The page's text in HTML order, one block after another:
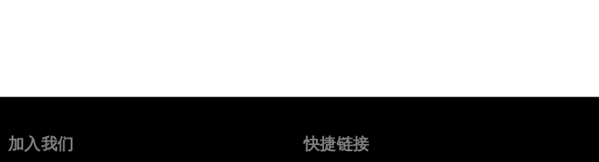
加入我们 快捷链接